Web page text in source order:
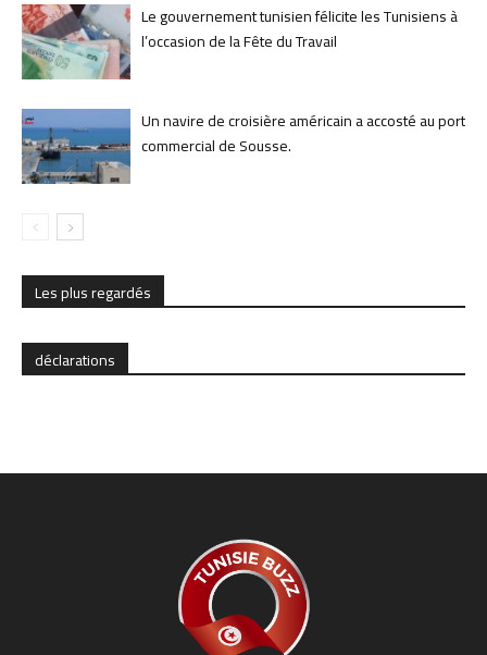
Le gouvernement tunisien félicite les Tunisiens à
l’occasion de la Fête du Travail
Un navire de croisière américain a accosté au port
commercial de Sousse.
Les plus regardés
déclarations